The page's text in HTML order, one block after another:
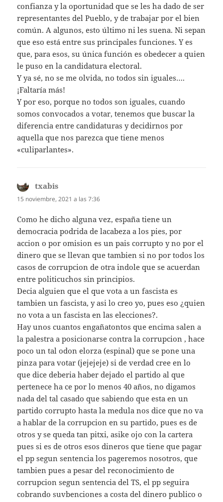
confianza y la oportunidad que se les ha dado de ser
representantes del Pueblo, y de trabajar por el bien
común. A algunos, esto último ni les suena. Ni sepan
que eso está entre sus principales funciones. Y es
que, para esos, su única función es obedecer a quien
le puso en la candidatura electoral.
Y ya sé, no se me olvida, no todos sin iguales….
¡Faltaría más!
Y por eso, porque no todos son iguales, cuando
somos convocados a votar, tenemos que buscar la
diferencia entre candidaturas y decidirnos por
aquella que nos parezca que tiene menos
«culiparlantes».
txabis
15 noviembre, 2021 a las 7:36
Como he dicho alguna vez, españa tiene un
democracia podrida de lacabeza a los pies, por
accion o por omision es un pais corrupto y no por el
dinero que se llevan que tambien si no por todos los
casos de corrupcion de otra indole que se acuerdan
entre politicuchos sin principios.
Decia alguien que el que vota a un fascista es
tambien un fascista, y asi lo creo yo, pues eso ¿quien
no vota a un fascista en las elecciones?.
Hay unos cuantos engañatontos que encima salen a
la palestra a posicionarse contra la corrupcion , hace
poco un tal odon elorza (espinal) que se pone una
pinza para votar (jejejeje) si de verdad cree en lo
que dice deberia haber dejado el partido al que
pertenece ha ce por lo menos 40 años, no digamos
nada del tal casado que sabiendo que esta en un
partido corrupto hasta la medula nos dice que no va
a hablar de la corrupcion en su partido, pues es de
otros y se queda tan pitxi, asike ojo con la cartera
pues si es de otros esos dineros que tiene que pagar
el pp segun sentencia los pageremos nosotros, que
tambien pues a pesar del reconocimiento de
corrupcion segun sentencia del TS, el pp seguira
cobrando suvbenciones a costa del dinero publico o